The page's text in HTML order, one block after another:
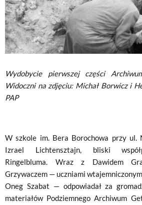
Wydobycie pierwszej części
Widoczni na zdjęciu: Michał Borwicz i
PAP
W szkole im. Bera Borochowa przy ul.
Izrael Lichtensztajn, bliski
Ringelbluma. Wraz z Dawidem
Grzywaczem — uczniami
Oneg Szabat — odpowiadał za
materiałów Podziemnego Archiwum